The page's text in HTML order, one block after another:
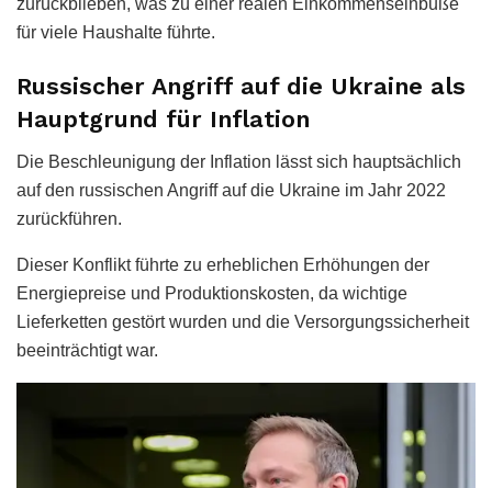
für viele Haushalte führte.
Russischer Angriff auf die Ukraine als
Hauptgrund für Inflation
Die Beschleunigung der Inflation lässt sich hauptsächlich
auf den russischen Angriff auf die Ukraine im Jahr 2022
zurückführen.
Dieser Konflikt führte zu erheblichen Erhöhungen der
Energiepreise und Produktionskosten, da wichtige
Lieferketten gestört wurden und die Versorgungssicherheit
beeinträchtigt war.